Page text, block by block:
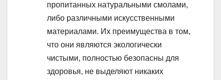
пропитанных натуральными смолами,
либо различными искусственными
материалами. Их преимущества в том,
что они являются экологически
чистыми, полностью безопасны для
здоровья, не выделяют никаких